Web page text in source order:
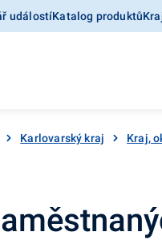
událostíKatalog produktů
Karlovarský kraj Kraj,